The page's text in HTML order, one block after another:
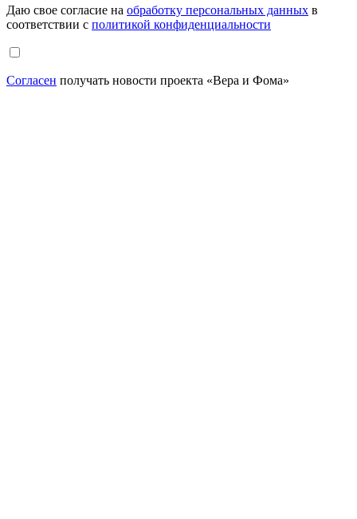
Даю свое согласие на обработку персональных данных в
соответствии с политикой конфиденциальности
Согласен получать новости проекта «Вера и Фома»